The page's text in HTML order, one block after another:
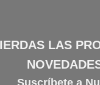
LAS